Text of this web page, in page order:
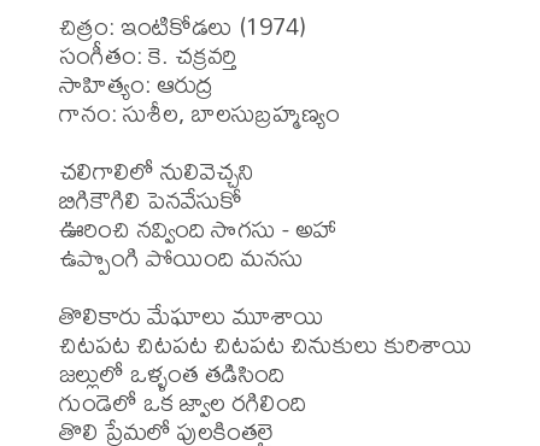
చిత్రం: ఇంటికోడలు (1974)
సంగీతం: కె. చక్రవర్తి
సాహిత్యం: ఆరుద్ర
గానం: సుశీల, బాలసుబ్రహ్మణ్యం
చలిగాలిలో నులివెచ్చని
బిగికౌగిలి పెనవేసుకో
ఊరించి నవ్వింది సొగసు - అహా
ఉప్పొంగి పోయింది మనసు
తొలికారు మేఘాలు మూశాయి
చిటపట చిటపట చిటపట చినుకులు కురిశాయి
జల్లులో ఒళ్ళంత తడిసింది
గుండెలో ఒక జ్వాల రగిలింది
తొలి ప్రేమలో పులకింతలై